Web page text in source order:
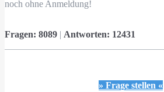
noch ohne Anmeldung!
Fragen: 8089 | Antworten: 12431
» Frage stellen «